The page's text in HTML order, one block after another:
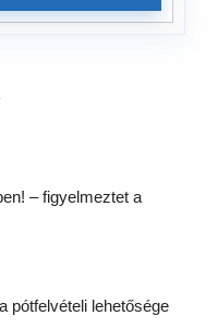
– figyelmeztet a
pótfelvételi lehetősége